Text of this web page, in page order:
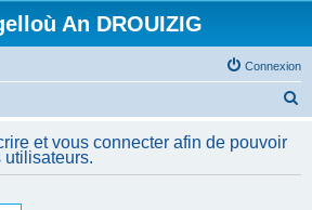
An DROUIZIG
Connexion
h
et vous connecter afin de pouvoir
utilisateurs.